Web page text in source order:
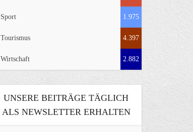
Sport 1.975
Tourismus 4.397
Wirtschaft 2.882
UNSERE BEITRÄGE TÄGLICH
ALS NEWSLETTER ERHALTEN